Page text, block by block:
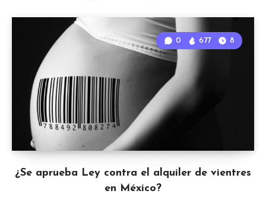
¿Se aprueba Ley contra el alquiler de vientres
en México?
0 677 8